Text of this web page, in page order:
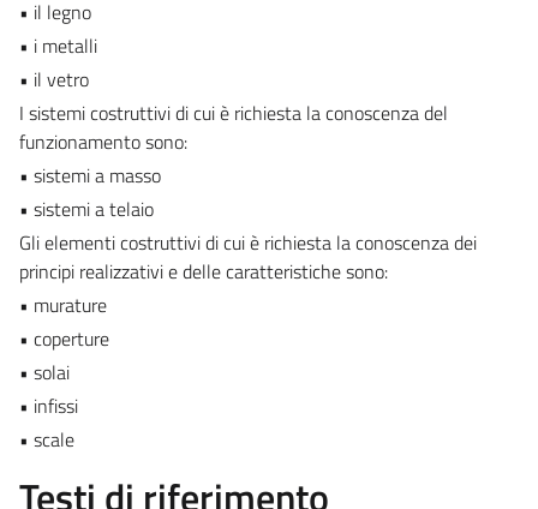
• il legno
• i metalli
• il vetro
I sistemi costruttivi di cui è richiesta la conoscenza del
funzionamento sono:
• sistemi a masso
• sistemi a telaio
Gli elementi costruttivi di cui è richiesta la conoscenza dei
principi realizzativi e delle caratteristiche sono:
• murature
• coperture
• solai
• infissi
• scale
Testi di riferimento